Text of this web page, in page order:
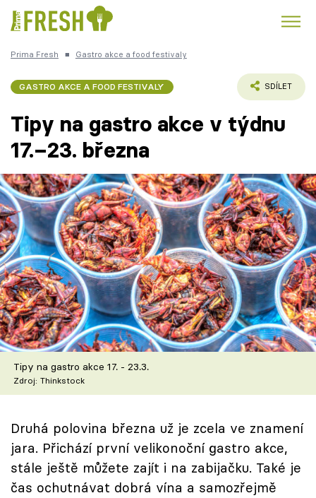
Česká kuchyně Čokoláda
Témata
Recepty
Články
TV Program
Škola vaření
Recepty z TV
Speciál: Cuketa
Těhotnej kuchař
Sledujte prima+
Prima Fresh ■ Gastro akce a food festivaly
GASTRO AKCE A FOOD FESTIVALY SDÍLET
Tipy na gastro akce v týdnu
17.–23. března
Tipy na gastro akce 17. - 23.3.
Zdroj: Thinkstock
Druhá polovina března už je zcela ve znamení
jara. Přichází první velikonoční gastro akce,
stále ještě můžete zajít i na zabijačku. Také je
čas ochutnávat dobrá vína a samozřejmě